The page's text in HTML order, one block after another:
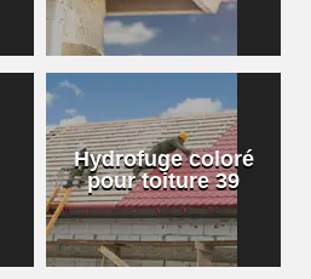
Hydrofuge coloré
pour toiture 39